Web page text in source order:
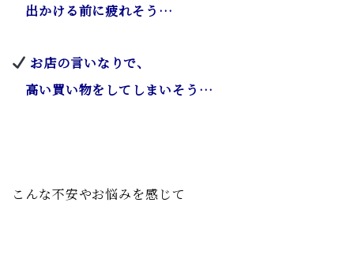
出かける前に疲れそう…
お店の言いなりで、
高い買い物をしてしまいそう…
こんな不安やお悩みを感じて